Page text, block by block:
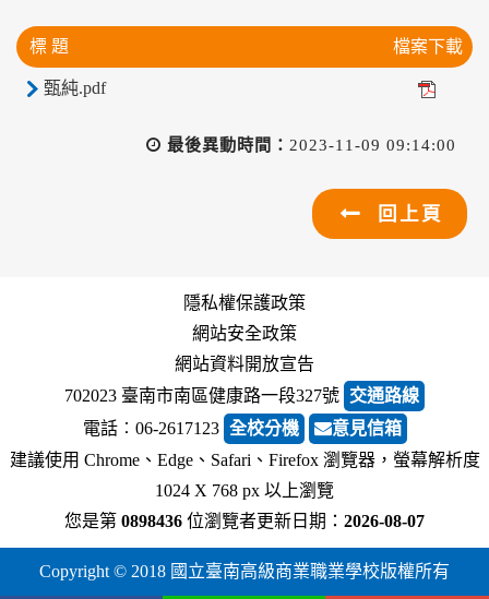
標 題 檔案下載
甄純.pdf
最後異動時間： 2023-11-09 09:14:00
回上頁
隱私權保護政策
網站安全政策
網站資料開放宣告
702023 臺南市南區健康路一段327號 交通路線
電話︰06-2617123 全校分機
意見信箱
建議使用 Chrome、Edge、Safari、Firefox 瀏覽器，螢幕解析度
1024 X 768 px 以上瀏覽
您是第 0898436 位瀏覽者更新日期： 2026-08-07
Copyright © 2018 國立臺南高級商業職業學校版權所有